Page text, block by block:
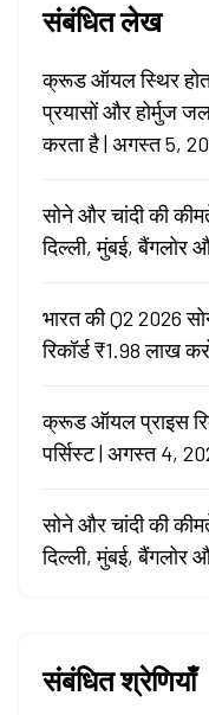
संबंधित लेख
क्रूड ऑयल स्थिर होता
प्रयासों और होर्मुज
करता है | अगस्त 5,
सोने और चांदी की
दिल्ली, मुंबई, बैंगलोर
भारत की Q2 2026
रिकॉर्ड ₹1.98 लाख
क्रूड ऑयल प्राइस
पर्सिस्ट | अगस्त 4,
सोने और चांदी की
दिल्ली, मुंबई, बैंगलोर
संबंधित श्रेणियाँ